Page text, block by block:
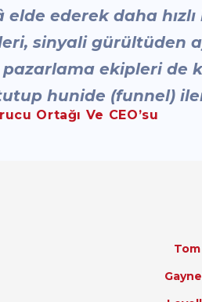
elde ederek daha
sinyali gürültüden
ekipleri de
hunide (funnel)
Ortağı Ve CEO’su
Tom